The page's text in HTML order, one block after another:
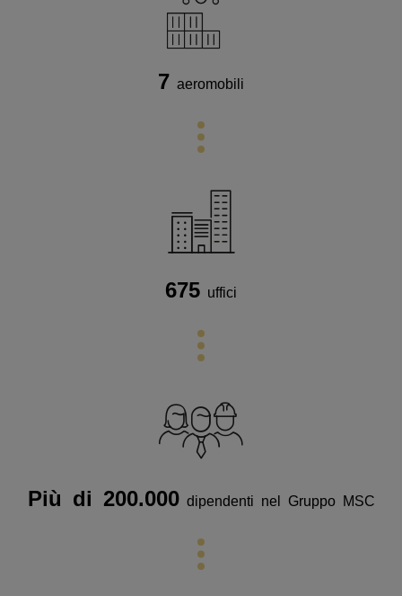
7 aeromobili
675 uffici
Più di 200.000dipendenti nel Gruppo MSC